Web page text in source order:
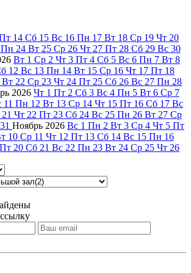
14 Сб 15 Вс 16 Пн 17 Вт 18 Ср 19 Чт 20
Пн 24 Вт 25 Ср 26 Чт 27 Пт 28 Сб 29 Вс 30
Вт 1 Ср 2 Чт 3 Пт 4 Сб 5 Вс 6 Пн 7 Вт 8
12 Вс 13 Пн 14 Вт 15 Ср 16 Чт 17 Пт 18
Вт 22 Ср 23 Чт 24 Пт 25 Сб 26 Вс 27 Пн 28
2026 Чт 1 Пт 2 Сб 3 Вс 4 Пн 5 Вт 6 Ср 7
11 Пн 12 Вт 13 Ср 14 Чт 15 Пт 16 Сб 17 Вс
21 Чт 22 Пт 23 Сб 24 Вс 25 Пн 26 Вт 27 Ср
31 Ноябрь 2026 Вс 1 Пн 2 Вт 3 Ср 4 Чт 5 Пт
10 Ср 11 Чт 12 Пт 13 Сб 14 Вс 15 Пн 16
Пт 20 Сб 21 Вс 22 Пн 23 Вт 24 Ср 25 Чт 26